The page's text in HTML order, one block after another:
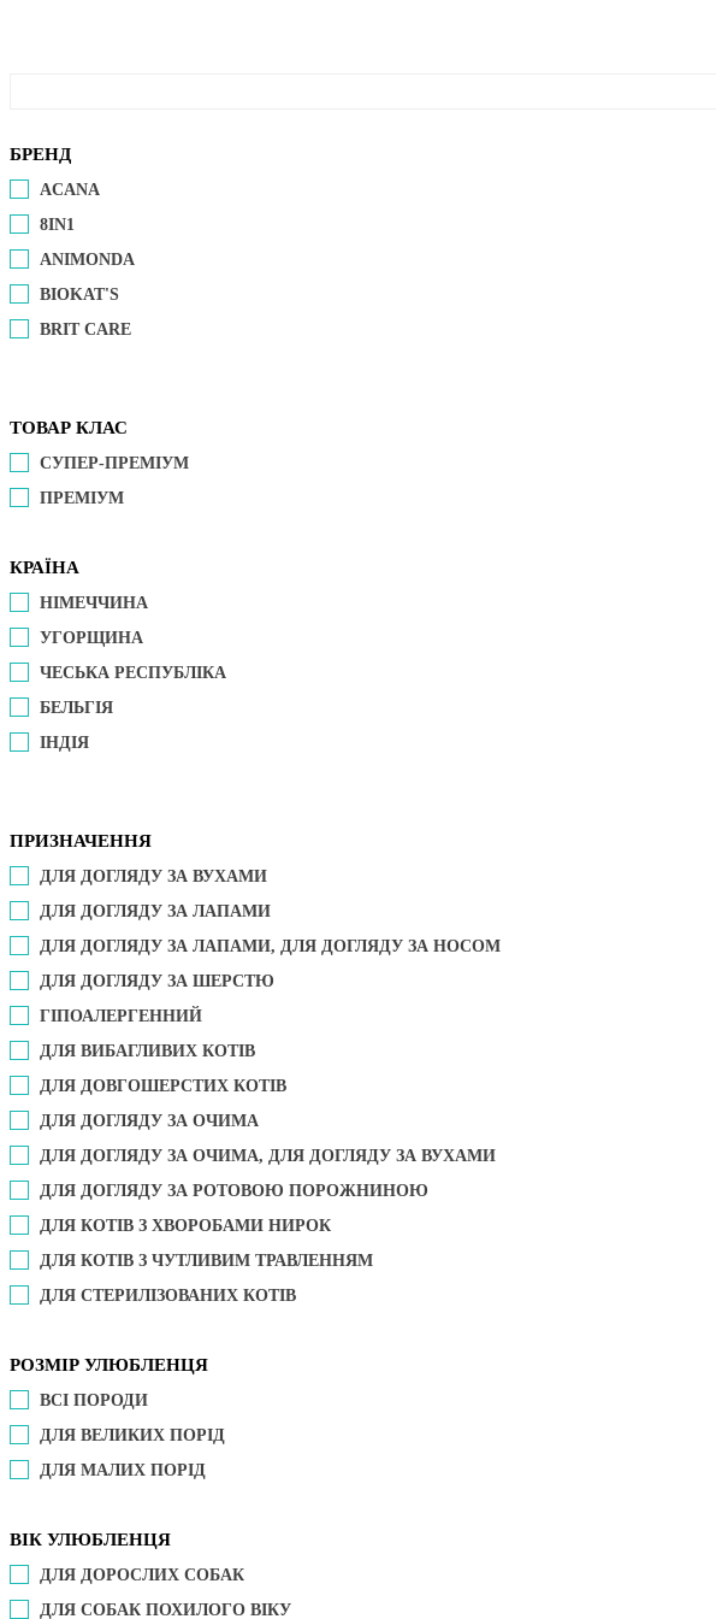
БРЕНД
ACANA
8IN1
ANIMONDA
BIOKAT'S
BRIT CARE
ТОВАР КЛАС
СУПЕР-ПРЕМІУМ
ПРЕМІУМ
КРАЇНА
НІМЕЧЧИНА
УГОРЩИНА
ЧЕСЬКА РЕСПУБЛІКА
БЕЛЬГІЯ
ІНДІЯ
ПРИЗНАЧЕННЯ
ДЛЯ ДОГЛЯДУ ЗА ВУХАМИ
ДЛЯ ДОГЛЯДУ ЗА ЛАПАМИ
ДЛЯ ДОГЛЯДУ ЗА ЛАПАМИ, ДЛЯ ДОГЛЯДУ ЗА НОСОМ
ДЛЯ ДОГЛЯДУ ЗА ШЕРСТЮ
ГІПОАЛЕРГЕННИЙ
ДЛЯ ВИБАГЛИВИХ КОТІВ
ДЛЯ ДОВГОШЕРСТИХ КОТІВ
ДЛЯ ДОГЛЯДУ ЗА ОЧИМА
ДЛЯ ДОГЛЯДУ ЗА ОЧИМА, ДЛЯ ДОГЛЯДУ ЗА ВУХАМИ
ДЛЯ ДОГЛЯДУ ЗА РОТОВОЮ ПОРОЖНИНОЮ
ДЛЯ КОТІВ З ХВОРОБАМИ НИРОК
ДЛЯ КОТІВ З ЧУТЛИВИМ ТРАВЛЕННЯМ
ДЛЯ СТЕРИЛІЗОВАНИХ КОТІВ
РОЗМІР УЛЮБЛЕНЦЯ
ВСІ ПОРОДИ
ДЛЯ ВЕЛИКИХ ПОРІД
ДЛЯ МАЛИХ ПОРІД
ВІК УЛЮБЛЕНЦЯ
ДЛЯ ДОРОСЛИХ СОБАК
ДЛЯ СОБАК ПОХИЛОГО ВІКУ